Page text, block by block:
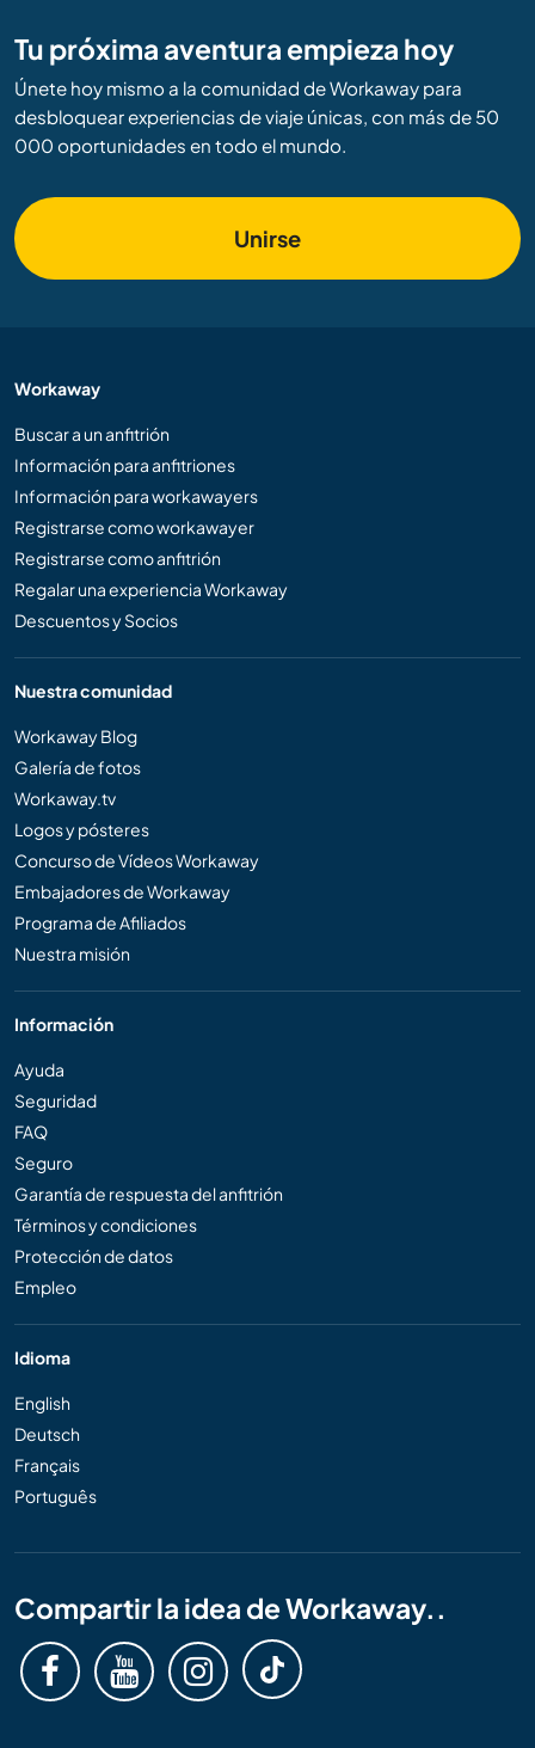
Tu próxima aventura empieza hoy
Únete hoy mismo a la comunidad de Workaway para
desbloquear experiencias de viaje únicas, con más de 50
000 oportunidades en todo el mundo.
Unirse
Workaway
Buscar a un anfitrión
Información para anfitriones
Información para workawayers
Registrarse como workawayer
Registrarse como anfitrión
Regalar una experiencia Workaway
Descuentos y Socios
Nuestra comunidad
Workaway Blog
Galería de fotos
Workaway.tv
Logos y pósteres
Concurso de Vídeos Workaway
Embajadores de Workaway
Programa de Afiliados
Nuestra misión
Información
Ayuda
Seguridad
FAQ
Seguro
Garantía de respuesta del anfitrión
Términos y condiciones
Protección de datos
Empleo
Idioma
English
Deutsch
Français
Português
Compartir la idea de Workaway..